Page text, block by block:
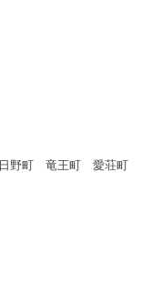
日野町竜王町愛荘町